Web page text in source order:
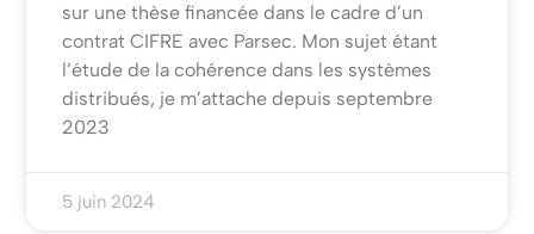
sur une thèse financée dans le cadre d’un
contrat CIFRE avec Parsec. Mon sujet étant
l’étude de la cohérence dans les systèmes
distribués, je m’attache depuis septembre
2023
5 juin 2024